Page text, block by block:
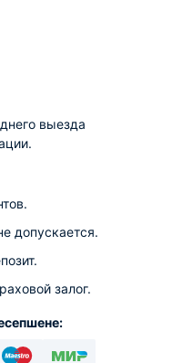
выезда
допускается.
залог.